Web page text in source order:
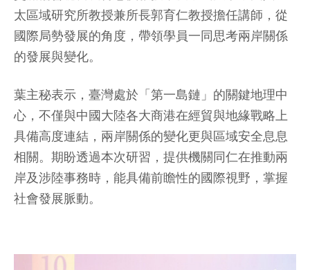
太區域研究所教授兼所長郭育仁教授擔任講師，從
國際局勢發展的角度，帶領學員一同思考兩岸關係
的發展與變化。
葉主秘表示，臺灣處於「第一島鏈」的關鍵地理中
心，不僅與中國大陸各大商港在經貿與地緣戰略上
具備高度連結，兩岸關係的變化更與區域安全息息
相關。期盼透過本次研習，提供機關同仁在推動兩
岸及涉陸事務時，能具備前瞻性的國際視野，掌握
社會發展脈動。